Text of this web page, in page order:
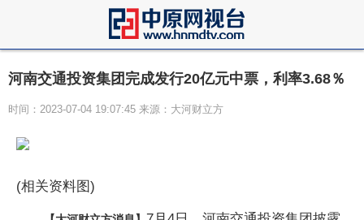
河南交通投资集团完成发行20亿元中票，利率3.68％
时间：2023-07-04 19:07:45 来源：大河财立方
(相关资料图)